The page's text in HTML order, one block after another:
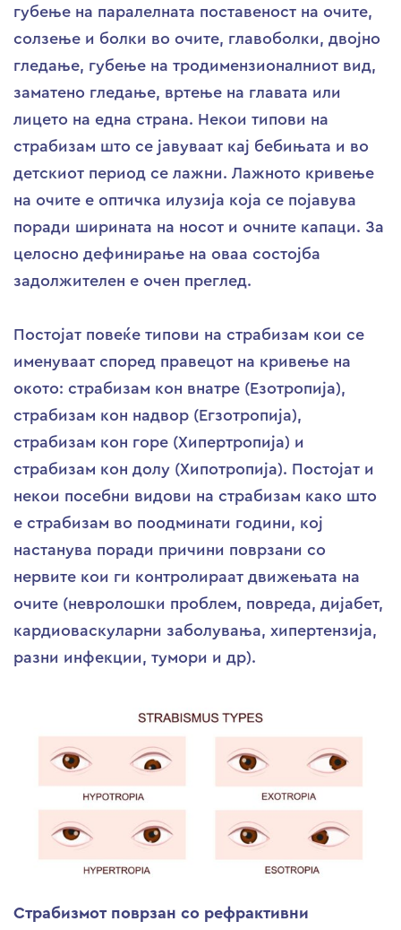
губење на паралелната поставеност на очите,
солзење и болки во очите, главоболки, двојно
гледање, губење на тродимензионалниот вид,
заматено гледање, вртење на главата или
лицето на една страна. Некои типови на
страбизам што се јавуваат кај бебињата и во
детскиот период се лажни. Лажното кривење
на очите е оптичка илузија која се појавува
поради ширината на носот и очните капаци. За
целосно дефинирање на оваа состојба
задолжителен е очен преглед.
Постојат повеќе типови на страбизам кои се
именуваат според правецот на кривење на
окото: страбизам кон внатре (Езотропија),
страбизам кон надвор (Егзотропија),
страбизам кон горе (Хипертропија) и
страбизам кон долу (Хипотропија). Постојат и
некои посебни видови на страбизам како што
е страбизам во поодминати години, кој
настанува поради причини поврзани со
нервите кои ги контролираат движењата на
очите (невролошки проблем, повреда, дијабет,
кардиоваскуларни заболувања, хипертензија,
разни инфекции, тумори и др).
Страбизмот поврзан со рефрактивни